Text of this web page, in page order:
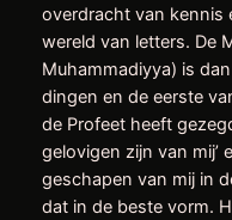
overdracht van kennis
wereld van letters. De
Muhammadiyya) is
dingen en de eerste
de Profeet heeft
gelovigen zijn van mij’
geschapen van mij in
dat in de beste vorm.